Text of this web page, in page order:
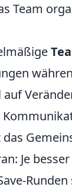
Team
Je
Runden